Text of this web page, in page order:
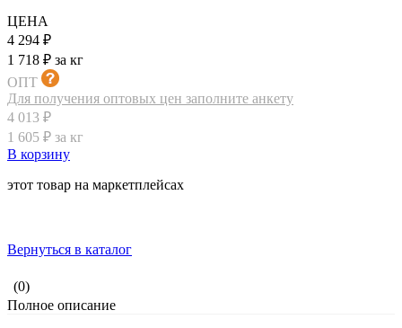
ЦЕНА
4 294 ₽
1 718 ₽ за кг
ОПТ
Для получения оптовых цен заполните анкету
4 013 ₽
1 605 ₽ за кг
В корзину
этот товар на маркетплейсах
Вернуться в каталог
(0)
Полное описание